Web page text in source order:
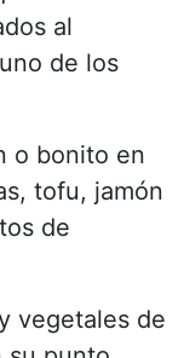
al
de los
o bonito en
tofu, jamón
de
vegetales de